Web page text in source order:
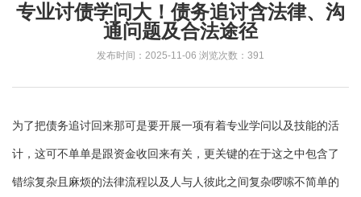
专业讨债学问大！债务追讨含法律、沟
通问题及合法途径
发布时间：2025-11-06 浏览次数：391
为了把债务追讨回来那可是要开展一项有着专业学问以及技能的活
计，这可不单单是跟资金收回来有关，更关键的在于这之中包含了
错综复杂且麻烦的法律流程以及人与人彼此之间复杂啰嗦不简单的